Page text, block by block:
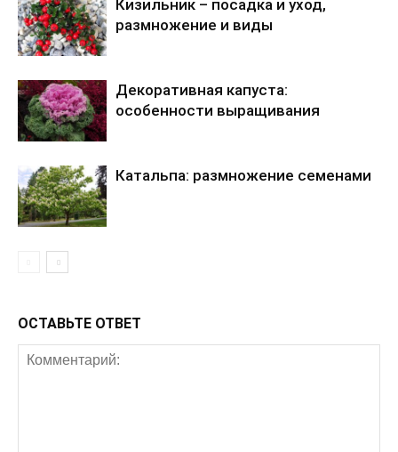
д
о
к
а
и
и
о
г
д
е
Кизильник – посадка и уход,
размножение и виды
Декоративная капуста:
особенности выращивания
Катальпа: размножение семенами
ОСТАВЬТЕ ОТВЕТ